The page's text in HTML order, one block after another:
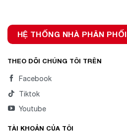
HỆ THỐNG NHÀ PHÂN PHỐI
THEO DÕI CHÚNG TÔI TRÊN
Facebook
Tiktok
Youtube
TÀI KHOẢN CỦA TÔI